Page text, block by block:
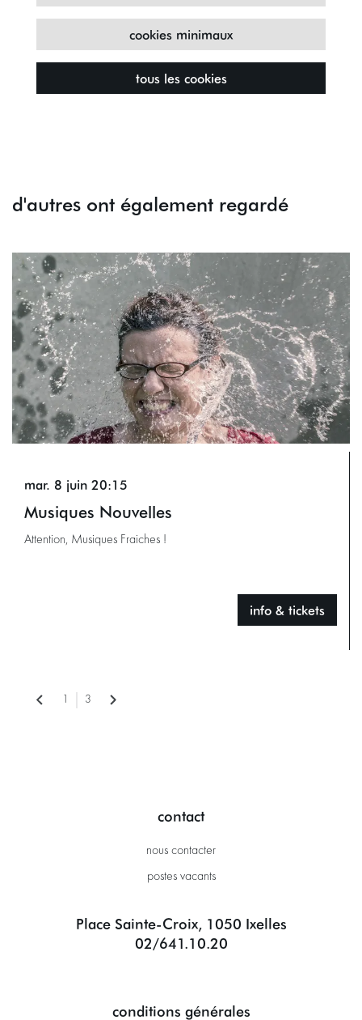
cookies minimaux
tous les cookies
d'autres ont également regardé
Musiques Nouvelles
Attention, Musiques Fraiches !
mar. 8 juin 20:15
info & tickets
3
contact
nous contacter
postes vacants
Place Sainte-Croix, 1050 Ixelles
02/641.10.20
conditions générales